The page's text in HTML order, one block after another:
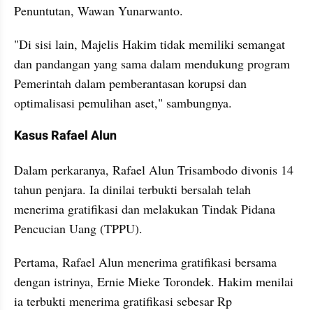
Penuntutan, Wawan Yunarwanto.
"Di sisi lain, Majelis Hakim tidak memiliki semangat
dan pandangan yang sama dalam mendukung program
Pemerintah dalam pemberantasan korupsi dan
optimalisasi pemulihan aset," sambungnya.
Kasus Rafael Alun
Dalam perkaranya, Rafael Alun Trisambodo divonis 14
tahun penjara. Ia dinilai terbukti bersalah telah
menerima gratifikasi dan melakukan Tindak Pidana
Pencucian Uang (TPPU).
Pertama, Rafael Alun menerima gratifikasi bersama
dengan istrinya, Ernie Mieke Torondek. Hakim menilai
ia terbukti menerima gratifikasi sebesar Rp